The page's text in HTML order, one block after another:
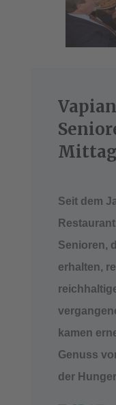
Seit dem
Senioren,
erhalten,
kamen
Genuss
der